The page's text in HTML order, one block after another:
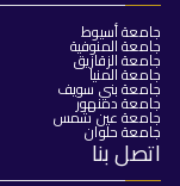
جامعة أسيوط
جامعة المنوفية
جامعة الزقازيق
جامعة المنيا
جامعة بني سويف
جامعة دمنهور
جامعة عين شمس
جامعة حلوان
اتصل بنا